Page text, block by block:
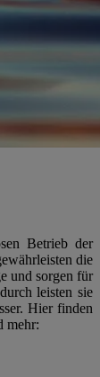
Betrieb der
die
und sorgen für
leisten sie
Hier finden
mehr: